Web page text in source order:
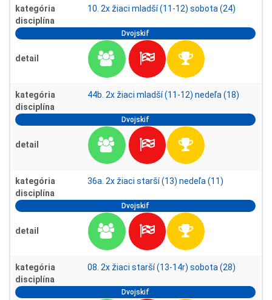
kategória
10. 2x žiaci mladší (11-12) sobota (24)
disciplína
Dvojskif
detail
kategória
44b. 2x žiaci mladší (11-12) nedeľa (18)
disciplína
Dvojskif
detail
kategória
36a. 2x žiaci starší (13) nedeľa (11)
disciplína
Dvojskif
detail
kategória
08. 2x žiaci starší (13-14r) sobota (28)
disciplína
Dvojskif